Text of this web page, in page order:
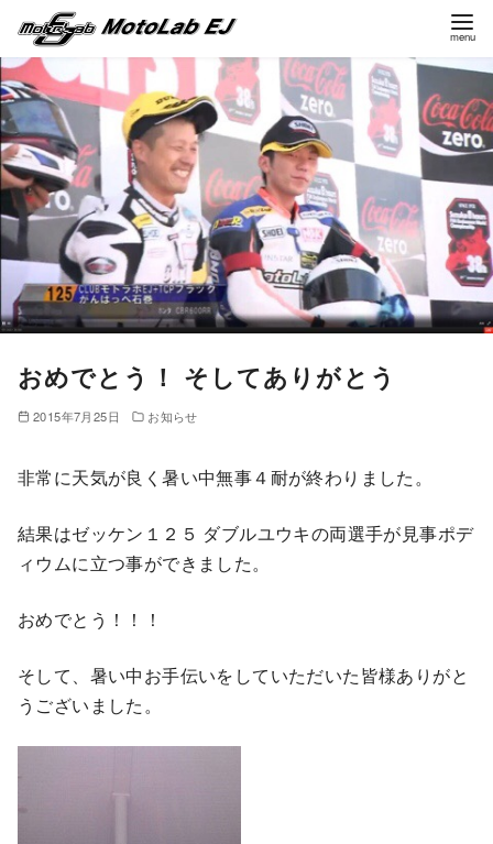
コ
ン
テ
ン
ツ
へ
移
おめでとう！ そしてありがとう
2015年7月25日 お知らせ
非常に天気が良く暑い中無事４耐が終わりました。
結果はゼッケン１２５ ダブルユウキの両選手が見事ポデ
ィウムに立つ事ができました。
おめでとう！！！
そして、暑い中お手伝いをしていただいた皆様ありがと
うございました。